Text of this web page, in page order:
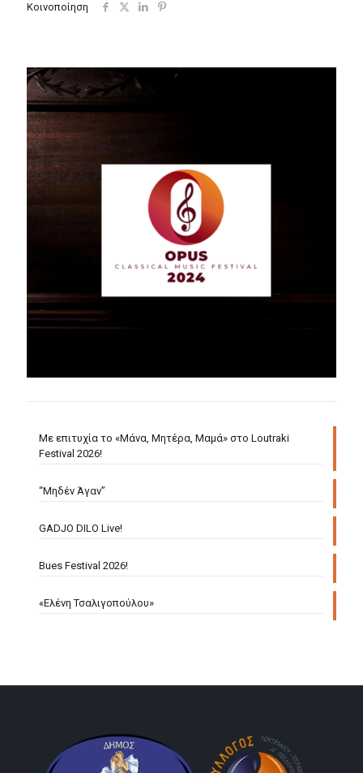
Κοινοποίηση
Με επιτυχία το «Μάνα, Μητέρα, Μαμά» στο Loutraki
Festival 2026!
“Μηδέν Άγαν”
GADJO DILO Live!
Bues Festival 2026!
«Ελένη Τσαλιγοπούλου»